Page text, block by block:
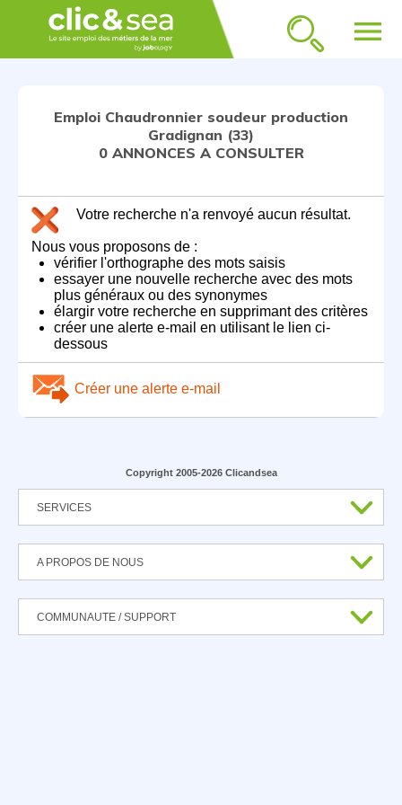
menu
Emploi Chaudronnier soudeur production
Gradignan (33)
0 ANNONCES A CONSULTER
Votre recherche n'a renvoyé aucun résultat.
Nous vous proposons de :
vérifier l'orthographe des mots saisis
essayer une nouvelle recherche avec des mots
plus généraux ou des synonymes
élargir votre recherche en supprimant des critères
créer une alerte e-mail en utilisant le lien ci-
dessous
Créer une alerte e-mail
Copyright 2005-2026 Clicandsea
SERVICES
A PROPOS DE NOUS
COMMUNAUTE / SUPPORT